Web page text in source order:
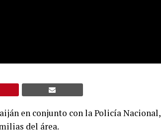
en conjunto con la Policía Nacional,
del área.